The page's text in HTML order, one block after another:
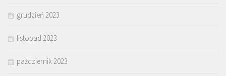
grudzień 2023
listopad 2023
październik 2023